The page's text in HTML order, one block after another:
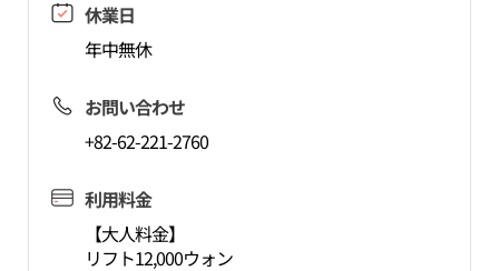
休業日
年中無休
お問い合わせ
+82-62-221-2760
利用料金
【大人料金】
リフト12,000ウォン